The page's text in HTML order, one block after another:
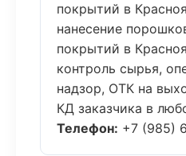
покрытий в
нанесение
покрытий в
контроль сырья,
надзор, ОТК на
КД заказчика в
Телефон: +7 (985)